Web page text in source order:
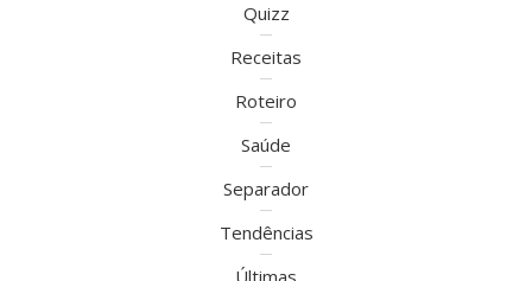
Quizz
Receitas
Roteiro
Saúde
Separador
Tendências